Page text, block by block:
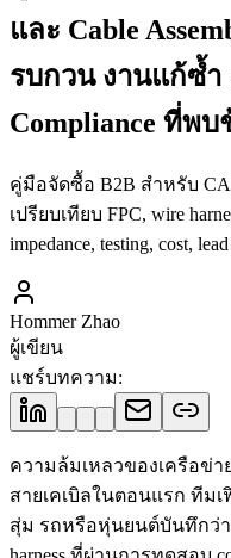
และ Cable
รบกวน งานแก้ซ้ำ
Compliance ที่พบ
คู่มือจัดซื้อ B2B สำหรับ
เปรียบเทียบ FPC, wire
impedance, testing, cost,
Hommer Zhao
ผู้เขียน
แชร์บทความ:
ความล้มเหลวของเครือข่
สายเคเบิลในตอนแรก ทีม
สุ่ม รถหรือหุ่นยนต์บันทึกว่า